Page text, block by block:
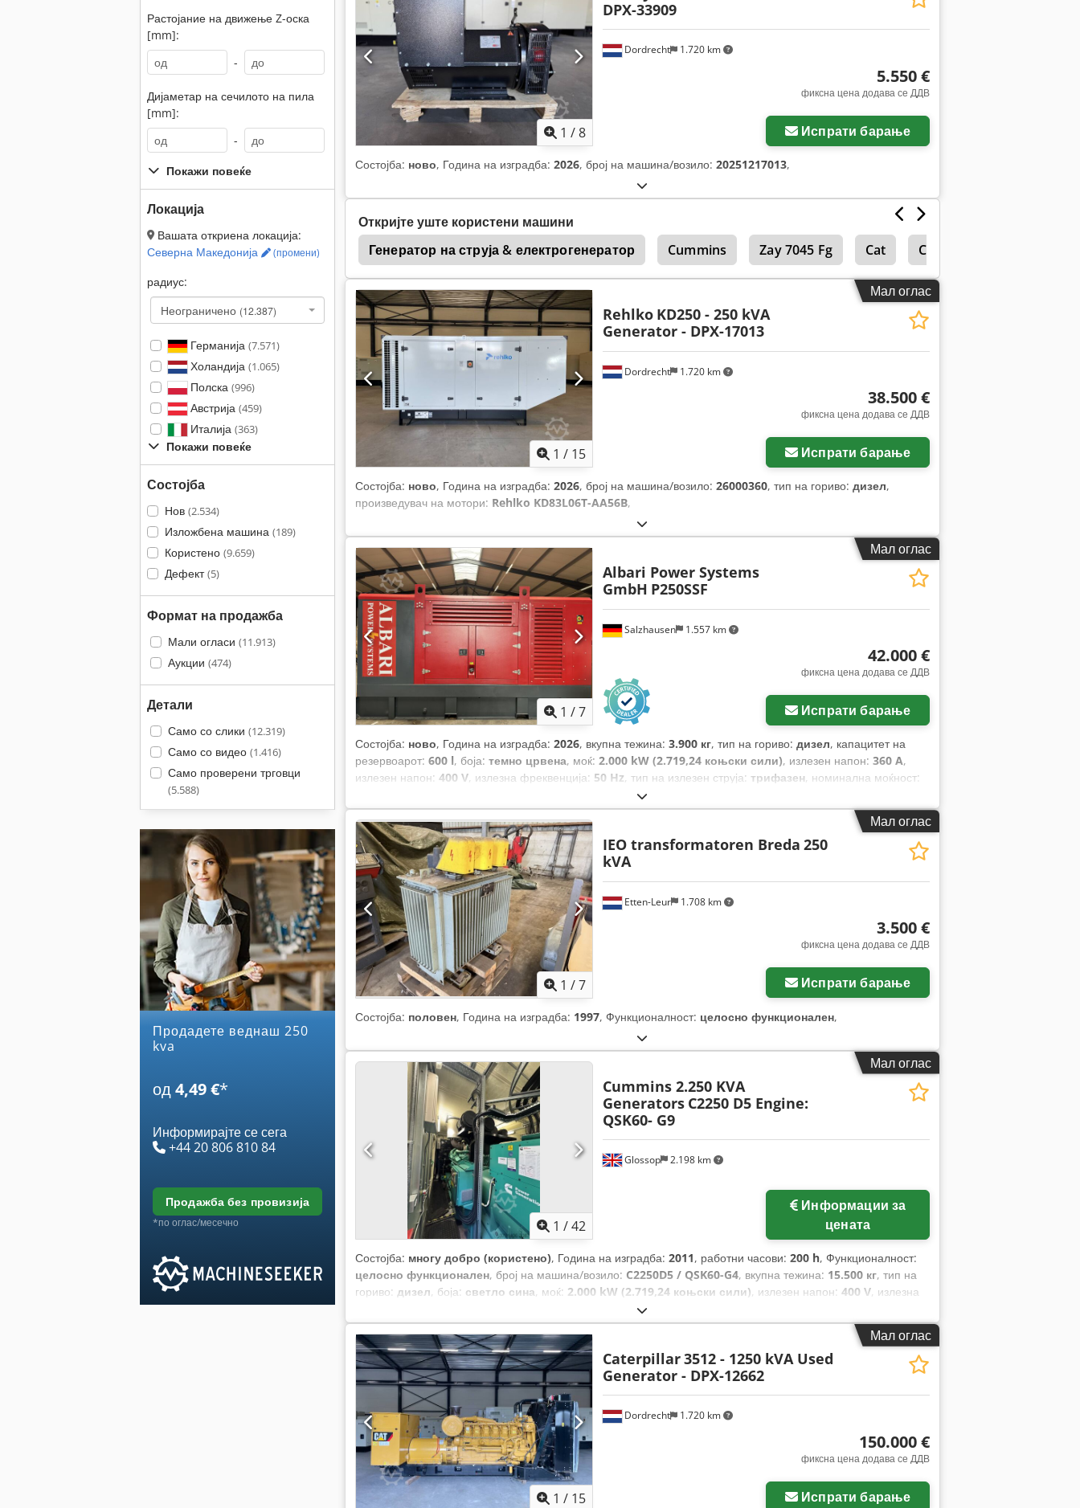
Растојание на движење Z-оска
[mm]:
-
Дијаметар на сечилото на пила
[mm]:
-
Покажи повеќе
Локација
Вашата откриена локација:
Северна Македонија
(промени)
радиус:
Неограничено (12.387)
Германија (7.571)
Холандија (1.065)
Полска (996)
Австрија (459)
Италија (363)
Покажи повеќе
Состојба
Нов (2.534)
Изложбена машина (189)
Користено (9.659)
Дефект(5)
Формат на продажба
Мали огласи (11.913)
Аукции (474)
Детали
Само со слики (12.319)
Само со видео (1.416)
Само проверени трговци
(5.588)
Продадете веднаш 250
kva
од4,49 €*
Информирајте се сега
+44 20 806 810 84
продажба без провизија
*по оглас/месечно
1 /8
Dordrecht 1.720 km
DPX-33909
5.550 €
фиксна цена додава се ДДВ
Испрати барање
Состојба: ново, Година на изградба: 2026, број на машина/возило: 20251217013,
Откријте уште користени машини
Генератор на струја & електрогенератор
Cummins Zay 7045 Fg Cat Cat 938 G
Metalsistem Italy Mikron
Мал оглас
1 / 15
Dordrecht 1.720 km
Rehlko KD250 - 250 kVA
Generator - DPX-17013
38.500 €
фиксна цена додава се ДДВ
Испрати барање
Состојба: ново, Година на изградба: 2026, број на машина/возило: 26000360, тип на гориво: дизел,
произведувач на мотори: Rehlko KD83L06T-AA56B,
Мал оглас
1 /7
Salzhausen 1.557 km
Albari Power Systems
GmbH P250SSF
42.000 €
фиксна цена додава се ДДВ
Испрати барање
Состојба: ново, Година на изградба: 2026, вкупна тежина: 3.900 кг, тип на гориво: дизел, капацитет на
резервоарот: 600 l, боја: темно црвена, моќ: 2.000 kW (2.719,24 коњски сили), излезен напон: 360 A,
излезен напон: 400 V, излезна фреквенција: 50 Hz, тип на излезен струја: трифазен, номинална моќност:
, номинална (привидна) моќ:
коњски сили), континуирана (привидна) моќност:250 kVA, вкупна должина:4.000 мм, вкупна ширина:
1.450 мм, вкупна висина:2.300 мм, максимална брзина на вртење:
, произведувач на
мотори:Perkins, тип на ладење:вода,
Мал оглас
1 /7
Etten-Leur 1.708 km
IEO transformatoren Breda 250
kVA
3.500 €
фиксна цена додава се ДДВ
Испрати барање
Состојба: половен, Година на изградба: 1997, Функционалност: целосно функционален,
Мал оглас
1 /42
Glossop 2.198 km
Cummins 2.250 KVA
Generators C2250 D5 Engine:
QSK60- G9
цената
Состојба: многу добро (користено), Година на изградба: 2011, работни часови: 200 h, Функционалност:
целосно функционален, број на машина/возило: C2250D5 / QSK60-G4, вкупна тежина: 15.500 кг, тип на
гориво: дизел, боја: светло сина, моќ: 2.000 kW (2.719,24 коњски сили), излезен напон: 400 V, излезна
трифазен, номинална моќност:
сили), номинална (привидна) моќ:2.250 kVA, произведувач на мотори:Stamford / CUMMINS, тип на
ладење:воздух, ротациона брзина (мин.):1.500 обр/мин Мал оглас
1 / 15
Dordrecht 1.720 km
Caterpillar3512 - 1250 kVA Used
Generator - DPX-12662
150.000 €
фиксна цена додава се ДДВ
Испрати барање